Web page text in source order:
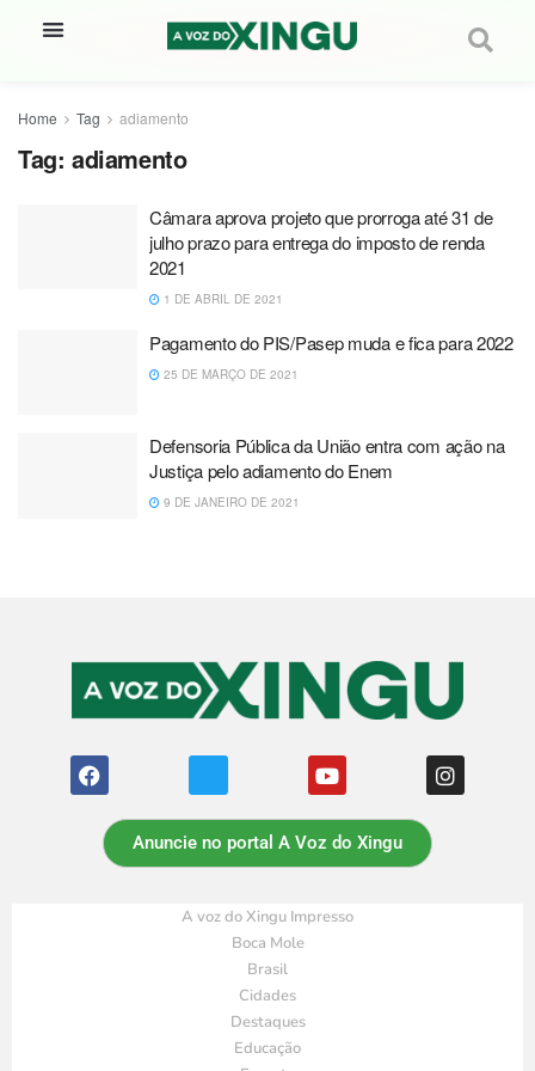
Home Tag adiamento
Tag: adiamento
Câmara aprova projeto que prorroga até 31 de
julho prazo para entrega do imposto de renda
2021
1 DE ABRIL DE 2021
Pagamento do PIS/Pasep muda e fica para 2022
25 DE MARÇO DE 2021
Defensoria Pública da União entra com ação na
Justiça pelo adiamento do Enem
9 DE JANEIRO DE 2021
Anuncie no portal A Voz do Xingu
A voz do Xingu Impresso
Boca Mole
Brasil
Cidades
Destaques
Educação